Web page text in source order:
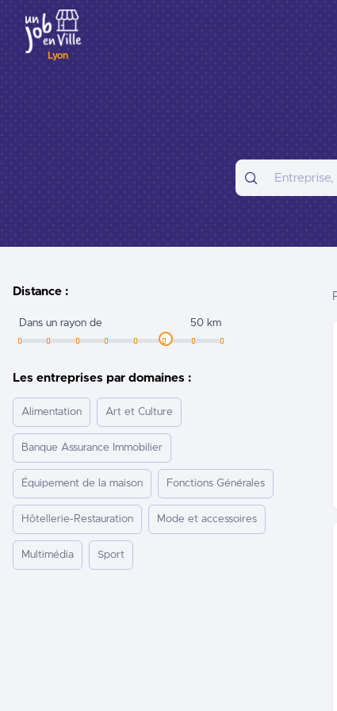
Lyon
Distance :
Dans un rayon de 50 km
Les entreprises par domaines :
Alimentation Art et Culture
Banque Assurance Immobilier
Équipement de la maison Fonctions Générales
Hôtellerie-Restauration Mode et accessoires
Multimédia Sport